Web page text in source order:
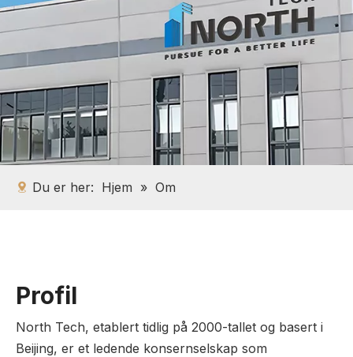
Du er her: Hjem » Om
Profil
North Tech, etablert tidlig på 2000-tallet og basert i
Beijing, er et ledende konsernselskap som